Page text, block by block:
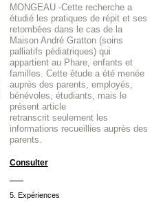
MONGEAU -Cette recherche a
étudié les pratiques de répit et ses
retombées dans le cas de la
Maison André Gratton (soins
palliatifs pédiatriques) qui
appartient au Phare, enfants et
familles. Cette étude a été menée
auprès des parents, employés,
bénévoles, étudiants, mais le
présent article
retranscrit seulement les
informations recueillies auprès des
parents.
Consulter
5. Expériences